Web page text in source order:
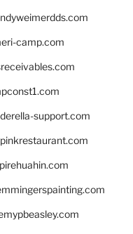
camp.com
support.com